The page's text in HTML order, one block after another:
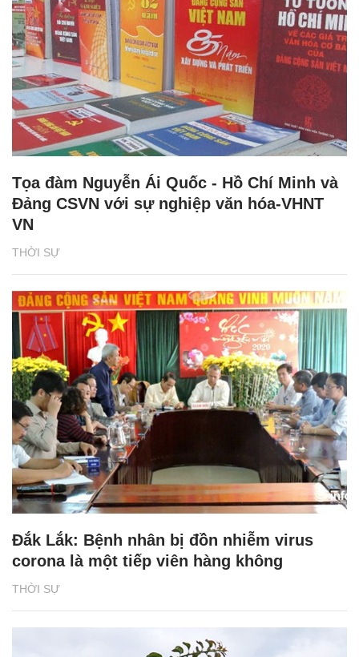
THỜI SỰ
Tọa đàm Nguyễn Ái Quốc - Hồ Chí Minh và
Đảng CSVN với sự nghiệp văn hóa-VHNT
VN
THỜI SỰ
Đắk Lắk: Bệnh nhân bị đồn nhiễm virus
corona là một tiếp viên hàng không